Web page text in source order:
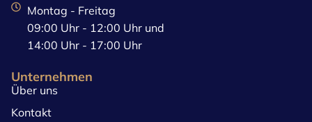
Montag - Freitag
09:00 Uhr - 12:00 Uhr und
14:00 Uhr - 17:00 Uhr
Unternehmen
Über uns
Kontakt